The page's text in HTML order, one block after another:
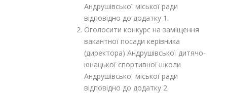
Андрушівської міської ради
відповідно до додатку 1.
Оголосити конкурс на заміщення
вакантної посади керівника
(директора) Андрушівської дитячо-
юнацької спортивної школи
Андрушівської міської ради
відповідно до додатку 2.